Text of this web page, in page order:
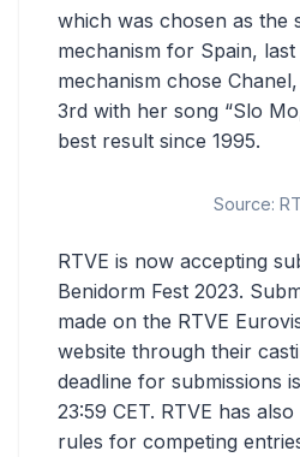
which was chosen as the
mechanism for Spain,
mechanism chose
3rd with her song “Slo
best result since 1995.
Source:
RTVE is now accepting
Benidorm Fest 2023.
made on the RTVE
website through their
deadline for submissions
23:59 CET. RTVE has
rules for competing